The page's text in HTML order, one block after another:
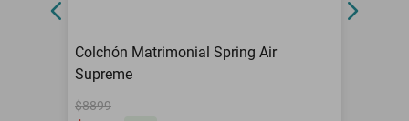
Colchón Matrimonial Spring Air
Supreme
$8899